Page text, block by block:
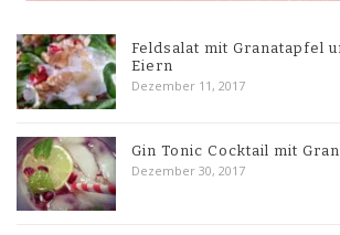
Feldsalat mit Granatapfel
Eiern
Dezember 11, 2017
Gin Tonic Cocktail mit
Dezember 30, 2017